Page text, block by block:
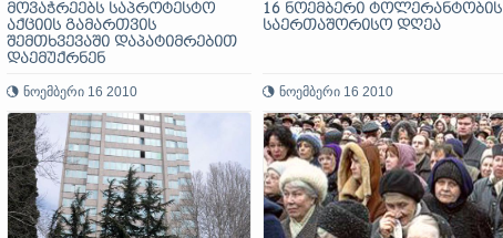
მოვაჭრეებს საპროტესტო
აქციის გამართვის
შემთხვევაში დაპატიმრებით
დაემუქრნენ
ნოემბერი 16 2010
16 ნოემბერი ტოლერანტობის
საერთაშორისო დღეა
ნოემბერი 16 2010